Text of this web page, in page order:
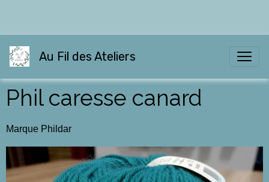
Au Fil des Ateliers
Phil caresse canard
Marque Phildar